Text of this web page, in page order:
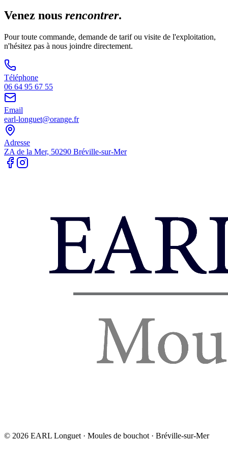
Venez nous rencontrer.
Pour toute commande, demande de tarif ou visite de l'exploitation,
n'hésitez pas à nous joindre directement.
Téléphone
06 64 95 67 55
Email
earl-longuet@orange.fr
Adresse
ZA de la Mer, 50290 Bréville-sur-Mer
© 2026 EARL Longuet · Moules de bouchot · Bréville-sur-Mer